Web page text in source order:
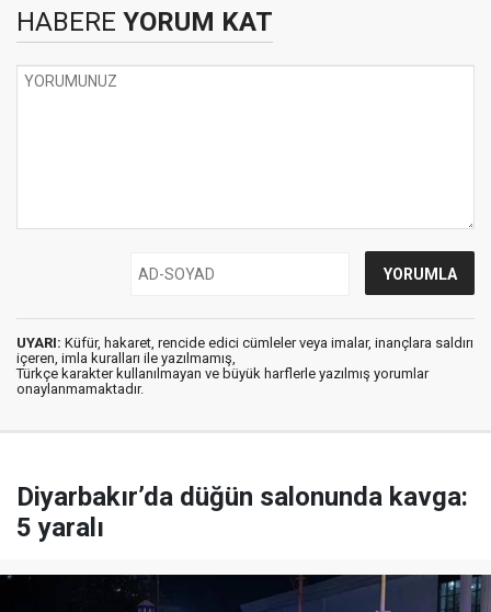
HABERE YORUM KAT
UYARI: Küfür, hakaret, rencide edici cümleler veya imalar, inançlara saldırı
içeren, imla kuralları ile yazılmamış,
Türkçe karakter kullanılmayan ve büyük harflerle yazılmış yorumlar
onaylanmamaktadır.
Diyarbakır’da düğün salonunda kavga:
5 yaralı